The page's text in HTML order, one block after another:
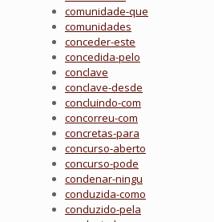
comunidade-que
comunidades
conceder-este
concedida-pelo
conclave
conclave-desde
concluindo-com
concorreu-com
concretas-para
concurso-aberto
concurso-pode
condenar-ningu
conduzida-como
conduzido-pela